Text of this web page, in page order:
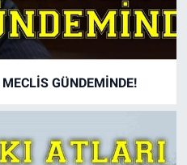
GÜNDEMİNDE!